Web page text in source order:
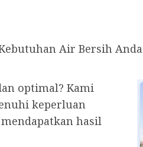
Air Bersih Anda
optimal? Kami
keperluan
hasil